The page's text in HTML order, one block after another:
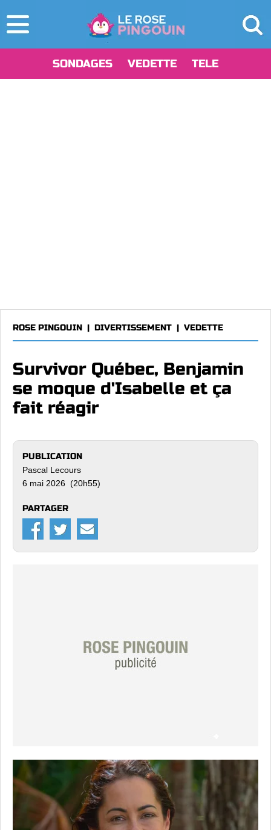
SONDAGES VEDETTE TELE
ROSE PINGOUIN | DIVERTISSEMENT | VEDETTE
Survivor Québec, Benjamin
se moque d'Isabelle et ça
fait réagir
PUBLICATION
Pascal Lecours
6 mai 2026 (20h55)
PARTAGER